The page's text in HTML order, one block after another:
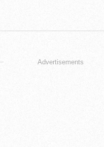
Advertisements